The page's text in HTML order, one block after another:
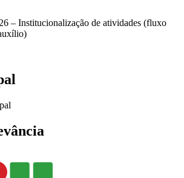
– Institucionalização de atividades (fluxo